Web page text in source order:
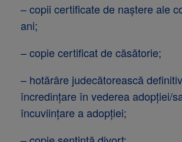
– copii certificate de naştere ale
ani;
– copie certificat de căsătorie;
– hotărâre judecătorească
încredinţare în vederea adopţiei/
încuviinţare a adopţiei;